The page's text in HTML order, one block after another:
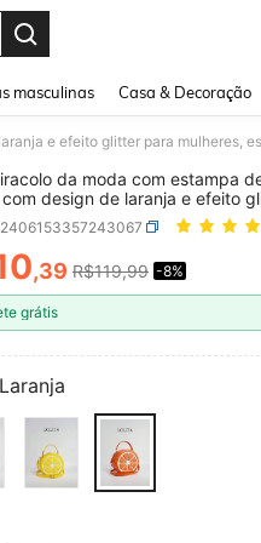
masculinas Casa & Decoração
e efeito glitter para mulheres,
da moda com estampa
design de laranja e efeito
estilo Y2K
AND
,39 R$119,99 -8%
grátis
Laranja